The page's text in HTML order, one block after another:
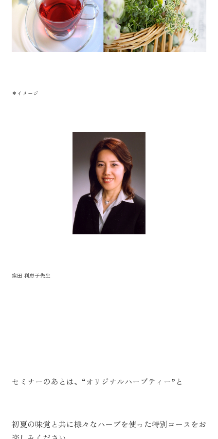
＊イメージ
窪田 利恵子先生
セミナーのあとは、“オリジナルハーブティー”と
初夏の味覚と共に様々なハーブを使った特別コースをお